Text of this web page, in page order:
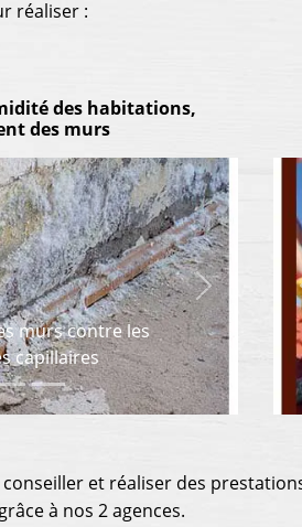
réaliser :
des habitations,
des murs
murs contre les
capillaires
Next
et réaliser des
à nos 2 agences.